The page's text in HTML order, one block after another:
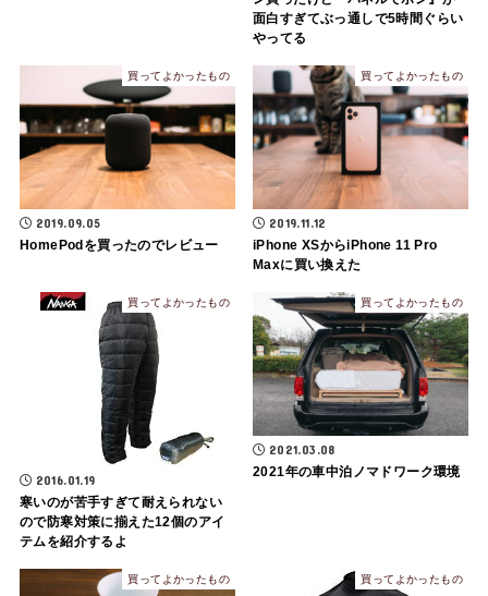
面白すぎてぶっ通しで5時間ぐらい
やってる
買ってよかったもの
2019.09.05
HomePodを買ったのでレビュー
買ってよかったもの
2019.11.12
iPhone XSからiPhone 11 Pro
Maxに買い換えた
買ってよかったもの
2016.01.19
寒いのが苦手すぎて耐えられない
ので防寒対策に揃えた12個のアイ
テムを紹介するよ
買ってよかったもの
2021.03.08
2021年の車中泊ノマドワーク環境
買ってよかったもの 買ってよかったもの